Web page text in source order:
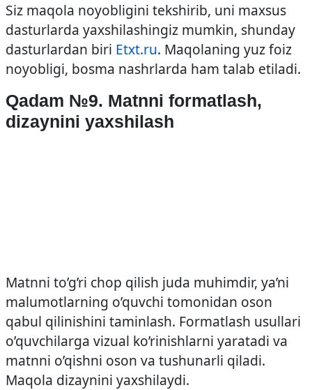
Siz maqola noyobligini tekshirib, uni maxsus
dasturlarda yaxshilashingiz mumkin, shunday
dasturlardan biri Etxt.ru. Maqolaning yuz foiz
noyobligi, bosma nashrlarda ham talab etiladi.
Qadam №9. Matnni formatlash,
dizaynini yaxshilash
Matnni to’g’ri chop qilish juda muhimdir, ya’ni
malumotlarning o’quvchi tomonidan oson
qabul qilinishini taminlash. Formatlash usullari
o’quvchilarga vizual ko’rinishlarni yaratadi va
matnni o’qishni oson va tushunarli qiladi.
Maqola dizaynini yaxshilaydi.